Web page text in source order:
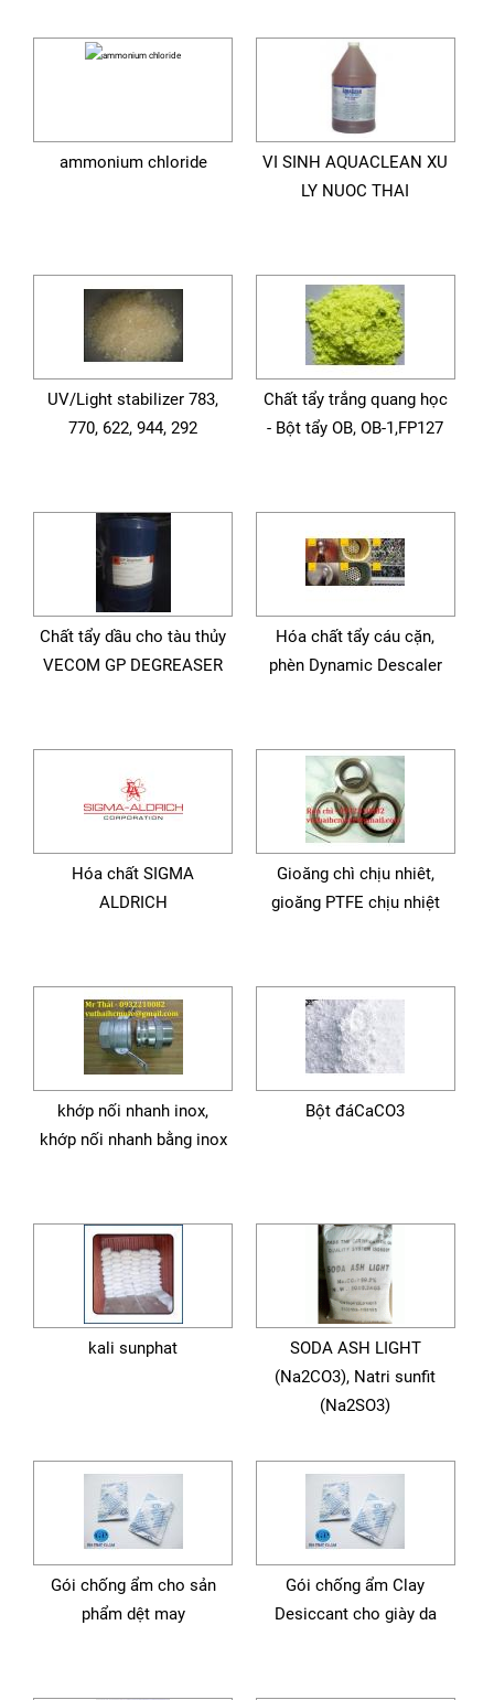
ammonium chloride
VI SINH AQUACLEAN XU
LY NUOC THAI
UV/Light stabilizer 783,
770, 622, 944, 292
Chất tẩy trắng quang học
- Bột tẩy OB, OB-1,FP127
Chất tẩy dầu cho tàu thủy
VECOM GP DEGREASER
Hóa chất tẩy cáu cặn,
phèn Dynamic Descaler
Hóa chất SIGMA
ALDRICH
Gioăng chì chịu nhiêt,
gioăng PTFE chịu nhiệt
khớp nối nhanh inox,
khớp nối nhanh bằng inox
Bột đáCaCO3
kali sunphat
SODA ASH LIGHT
(Na2CO3), Natri sunfit
(Na2SO3)
Gói chống ẩm cho sản
phẩm dệt may
Gói chống ẩm Clay
Desiccant cho giày da